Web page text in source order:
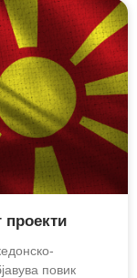
проекти
повик